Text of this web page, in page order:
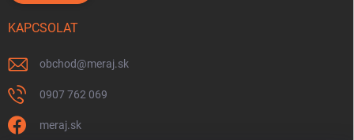
KAPCSOLAT
obchod@meraj.sk
0907 762 069
meraj.sk